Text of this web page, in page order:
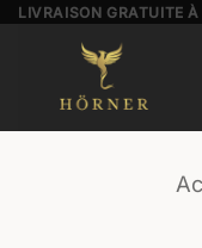
Passer
LIVRAISON GRATUITE